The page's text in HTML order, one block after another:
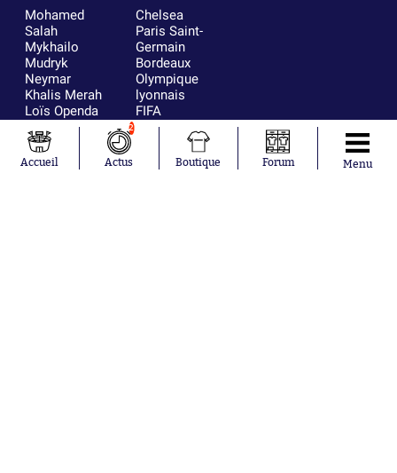
Mohamed
Salah
Mykhailo
Mudryk
Neymar
Khalis Merah
Loïs Openda
Moussa
Niakhaté
Nicolás
Tagliafico
Chelsea
Paris Saint-
Germain
Bordeaux
Olympique
lyonnais
FIFA
Real Madrid
RC Strasbourg
AC Milan
France
Accueil
2
Actus Boutique Forum Menu